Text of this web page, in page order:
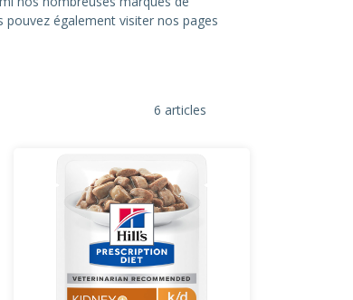
pouvez également visiter nos pages
6 articles